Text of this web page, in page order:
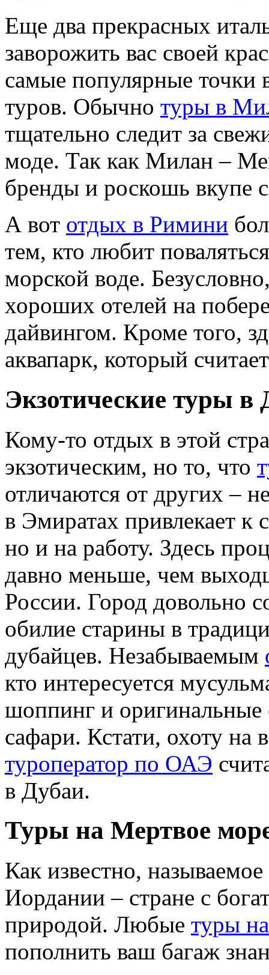
Еще два прекрасных
заворожить вас своей
самые популярные точки
туров. Обычно туры в
тщательно следит за
моде. Так как Милан –
бренды и роскошь вкупе
А вот отдых в Римини
тем, кто любит
морской воде.
хороших отелей на
дайвингом. Кроме того,
аквапарк, который
Экзотические туры в
Кому-то отдых в этой
экзотическим, но то, что
отличаются от других –
в Эмиратах привлекает к
но и на работу. Здесь
давно меньше, чем
России. Город довольно
обилие старины в
дубайцев. Незабываемым
кто интересуется
шоппинг и
сафари. Кстати, охоту на
туроператор по ОАЭ
в Дубаи.
Туры на Мертвое
Как известно,
Иордании – стране с
природой. Любые туры
пополнить ваш багаж